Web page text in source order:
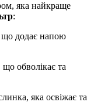
яка найкраще
:
що додає напою
обволікає та
яка освіжає та